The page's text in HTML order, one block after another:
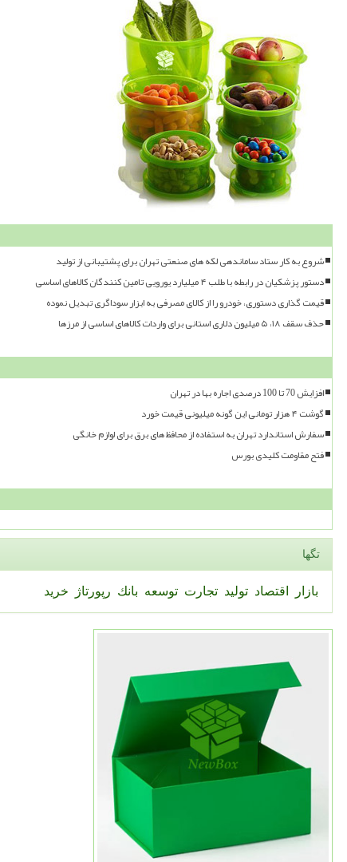
شروع به کار ستاد ساماندهی لکه های صنعتی تهران برای پشتیبانی از تولید
دستور پزشکیان در رابطه با طلب ۴ میلیارد یورویی تامین کنندگان کالاهای اساسی
قیمت گذاری دستوری، خودرو را از کالای مصرفی به ابزار سوداگری تبدیل نموده
حذف سقف ۱۸، ۵ میلیون دلاری استانی برای واردات کالاهای اساسی از مرزها
افزایش 70 تا 100 درصدی اجاره بها در تهران
گوشت ۴ هزار تومانی این گونه میلیونی قیمت خورد
سفارش استاندارد تهران به استفاده از محافظ های برق برای لوازم خانگی
فتح مقاومت کلیدی بورس
تگها
بازار اقتصاد تولید تجارت توسعه بانك رپورتاژ خرید